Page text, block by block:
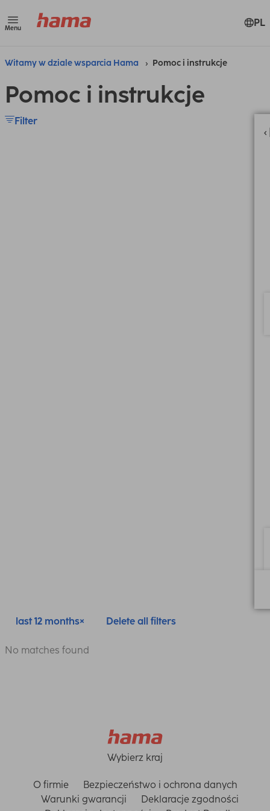
Menu PL
Witamy w dziale wsparcia Hama Pomoc i instrukcje
Pomoc i instrukcje
Filter
last 12 months Delete all filters
No matches found
Wybierz kraj
O firmie
Bezpieczeństwo i ochrona danych
Warunki gwarancji
Deklaracje zgodności